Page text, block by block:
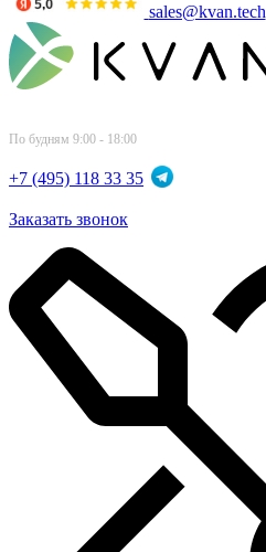
sales@kvan.tech
По будням 9:00 - 18:00
+7 (495) 118 33 35
Заказать звонок